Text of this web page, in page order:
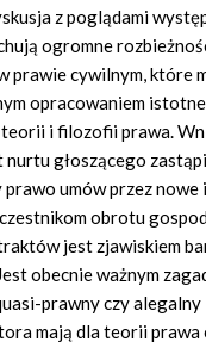
z poglądami
ogromne
prawie cywilnym,
opracowaniem
i filozofii prawa.
głoszącego
umów przez
obrotu
jest zjawiskiem
obecnie ważnym
prawny czy
mają dla teorii